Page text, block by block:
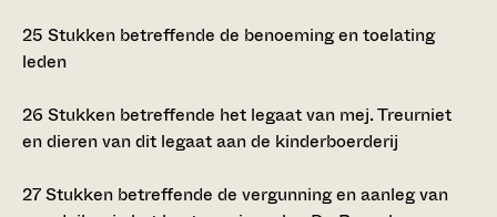
25 Stukken betreffende de benoeming en toelating
leden
26 Stukken betreffende het legaat van mej. Treurniet
en dieren van dit legaat aan de kinderboerderij
27Stukken betreffende de vergunning en aanleg van